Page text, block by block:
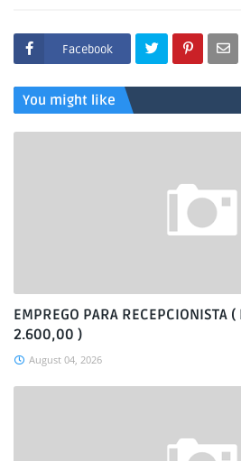
Facebook
You might like
EMPREGO PARA
2.600,00 )
August 04, 2026